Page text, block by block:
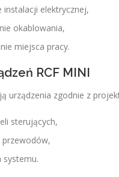
instalacji elektrycznej,
okablowania,
miejsca pracy.
RCF MINI
urządzenia zgodnie z
sterujących,
przewodów,
systemu.